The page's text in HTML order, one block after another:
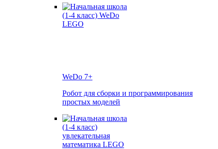
WeDo 7+
Робот для сборки и программирования
простых моделей